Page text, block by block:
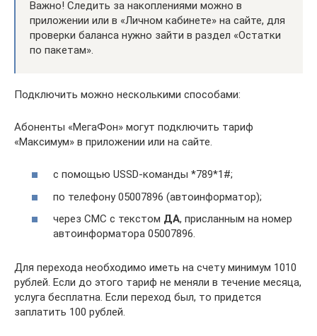
Важно! Следить за накоплениями можно в
приложении или в «Личном кабинете» на сайте, для
проверки баланса нужно зайти в раздел «Остатки
по пакетам».
Подключить можно несколькими способами:
Абоненты «МегаФон» могут подключить тариф
«Максимум» в приложении или на сайте.
с помощью USSD-команды *789*1#;
по телефону 05007896 (автоинформатор);
через СМС с текстом ДА, присланным на номер
автоинформатора 05007896.
Для перехода необходимо иметь на счету минимум 1010
рублей. Если до этого тариф не меняли в течение месяца,
услуга бесплатна. Если переход был, то придется
заплатить 100 рублей.